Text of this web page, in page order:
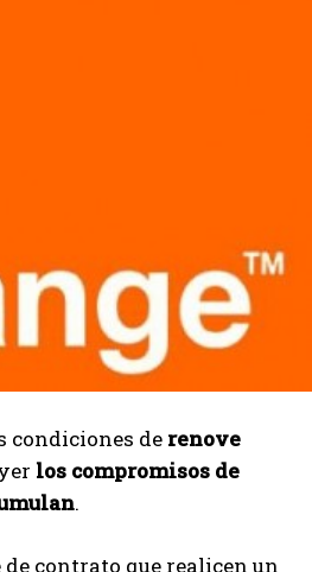
condiciones de renove
los compromisos de
.
contrato que realicen un